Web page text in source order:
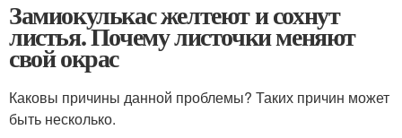
Замиокулькас желтеют и сохнут
листья. Почему листочки меняют
свой окрас
Каковы причины данной проблемы? Таких причин может
быть несколько.